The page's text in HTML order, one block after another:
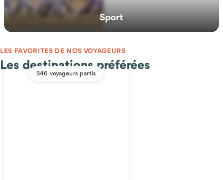
Sport
LES FAVORITES DE NOS VOYAGEURS
Les destinations préférées
546 voyageurs partis